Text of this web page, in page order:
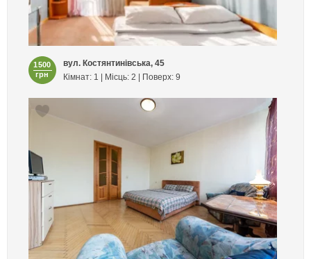
1500
грн
вул. Костянтинівська, 45
Кімнат: 1 | Місць: 2 | Поверх: 9